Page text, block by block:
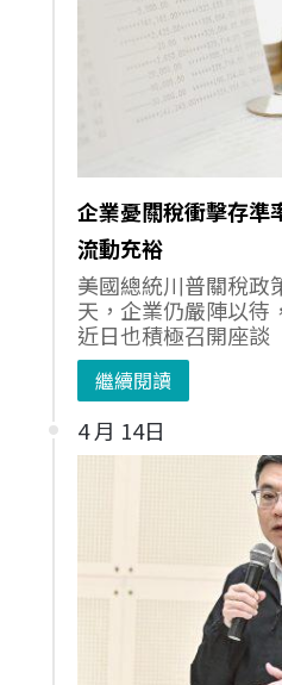
企業憂關稅衝擊存準
流動充裕
美國總統川普關稅政
天，企業仍嚴陣以待
近日也積極召開座談
繼續閱讀
4 月 14日